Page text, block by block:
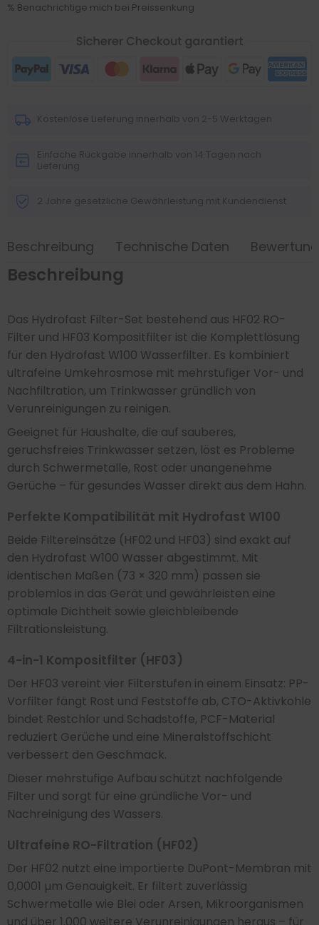
% Benachrichtige mich bei Preissenkung
Kostenlose Lieferung innerhalb von 2-5 Werktagen
Einfache Rückgabe innerhalb von 14 Tagen nach
Lieferung
2 Jahre gesetzliche Gewährleistung mit Kundendienst
Beschreibung Technische Daten
Beschreibung
Das Hydrofast Filter-Set bestehend aus HF02 RO-
Filter und HF03 Kompositfilter ist die Komplettlösung
für den Hydrofast W100 Wasserfilter. Es kombiniert
ultrafeine Umkehrosmose mit mehrstufiger Vor- und
Nachfiltration, um Trinkwasser gründlich von
Verunreinigungen zu reinigen.
Geeignet für Haushalte, die auf sauberes,
geruchsfreies Trinkwasser setzen, löst es Probleme
durch Schwermetalle, Rost oder unangenehme
Gerüche – für gesundes Wasser direkt aus dem Hahn.
Perfekte Kompatibilität mit Hydrofast W100
Beide Filtereinsätze (HF02 und HF03) sind exakt auf
den Hydrofast W100 Wasser abgestimmt. Mit
identischen Maßen (73 × 320 mm) passen sie
problemlos in das Gerät und gewährleisten eine
optimale Dichtheit sowie gleichbleibende
Filtrationsleistung.
4-in-1 Kompositfilter (HF03)
Der HF03 vereint vier Filterstufen in einem Einsatz: PP-
Vorfilter fängt Rost und Feststoffe ab, CTO-Aktivkohle
bindet Restchlor und Schadstoffe, PCF-Material
reduziert Gerüche und eine Mineralstoffschicht
verbessert den Geschmack.
Dieser mehrstufige Aufbau schützt nachfolgende
Filter und sorgt für eine gründliche Vor- und
Nachreinigung des Wassers.
Ultrafeine RO-Filtration (HF02)
Der HF02 nutzt eine importierte DuPont-Membran mit
0,0001 µm Genauigkeit. Er filtert zuverlässig
Schwermetalle wie Blei oder Arsen, Mikroorganismen